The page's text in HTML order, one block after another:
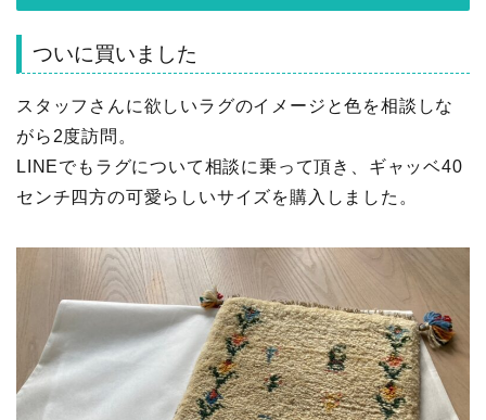
ついに買いました
スタッフさんに欲しいラグのイメージと色を相談しな
がら2度訪問。
LINEでもラグについて相談に乗って頂き、ギャッベ40
センチ四方の可愛らしいサイズを購入しました。